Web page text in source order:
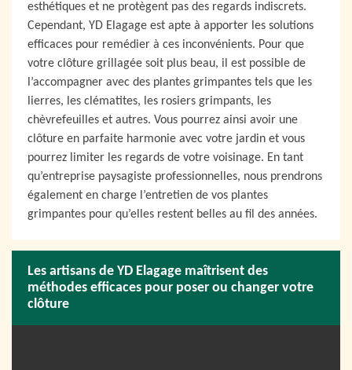
esthétiques et ne protègent pas des regards indiscrets.
Cependant, YD Elagage est apte à apporter les solutions
efficaces pour remédier à ces inconvénients. Pour que
votre clôture grillagée soit plus beau, il est possible de
l’accompagner avec des plantes grimpantes tels que les
lierres, les clématites, les rosiers grimpants, les
chèvrefeuilles et autres. Vous pourrez ainsi avoir une
clôture en parfaite harmonie avec votre jardin et vous
pourrez limiter les regards de votre voisinage. En tant
qu’entreprise paysagiste professionnelles, nous prendrons
également en charge l’entretien de vos plantes
grimpantes pour qu’elles restent belles au fil des années.
Les artisans de YD Elagage maîtrisent des
méthodes efficaces pour poser ou changer votre
clôture